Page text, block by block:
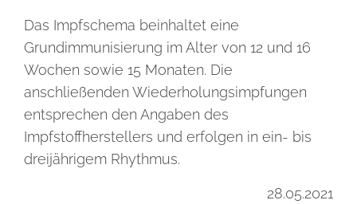
Das Impfschema beinhaltet eine
Grundimmunisierung im Alter von 12 und 16
Wochen sowie 15 Monaten. Die
anschließenden Wiederholungsimpfungen
entsprechen den Angaben des
Impfstoffherstellers und erfolgen in ein- bis
dreijährigem Rhythmus.
28.05.2021